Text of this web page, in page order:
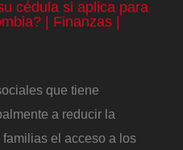
cédula si aplica para
| Finanzas |
que tiene
a reducir la
el acceso a los